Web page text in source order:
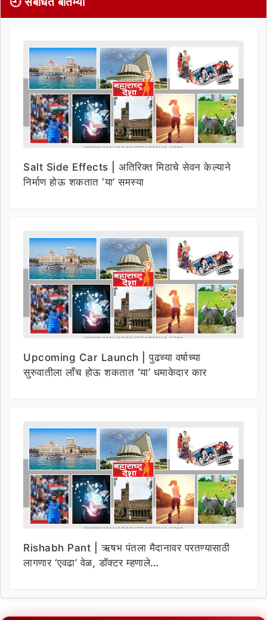
Salt Side Effects | अतिरिक्त मिठाचे सेवन केल्याने
निर्माण होऊ शकतात ‘या’ समस्या
Upcoming Car Launch | पुढच्या वर्षाच्या
सुरुवातीला लाँच होऊ शकतात ‘या’ धमाकेदार कार
Rishabh Pant | ऋषभ पंतला मैदानावर परतण्यासाठी
लागणार ‘एवढा’ वेळ, डॉक्टर म्हणाले…